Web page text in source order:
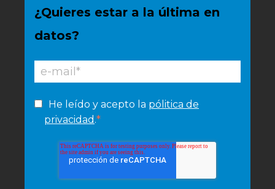
¿Quieres estar a la última en
datos?
He leído y acepto la pólitica de
privacidad .*